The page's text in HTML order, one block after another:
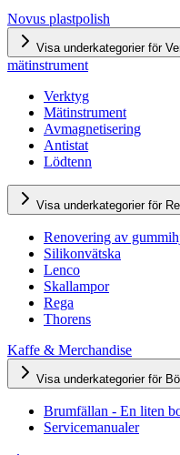
Novus plastpolish
Visa underkategorier för
mätinstrument
Verktyg
Mätinstrument
Avmagnetisering
Antistat
Lödtenn
Visa underkategorier för
Renovering av
Silikonvätska
Lenco
Skallampor
Rega
Thorens
Kaffe & Merchandise
Visa underkategorier för
Brumfällan - En liten
Servicemanualer